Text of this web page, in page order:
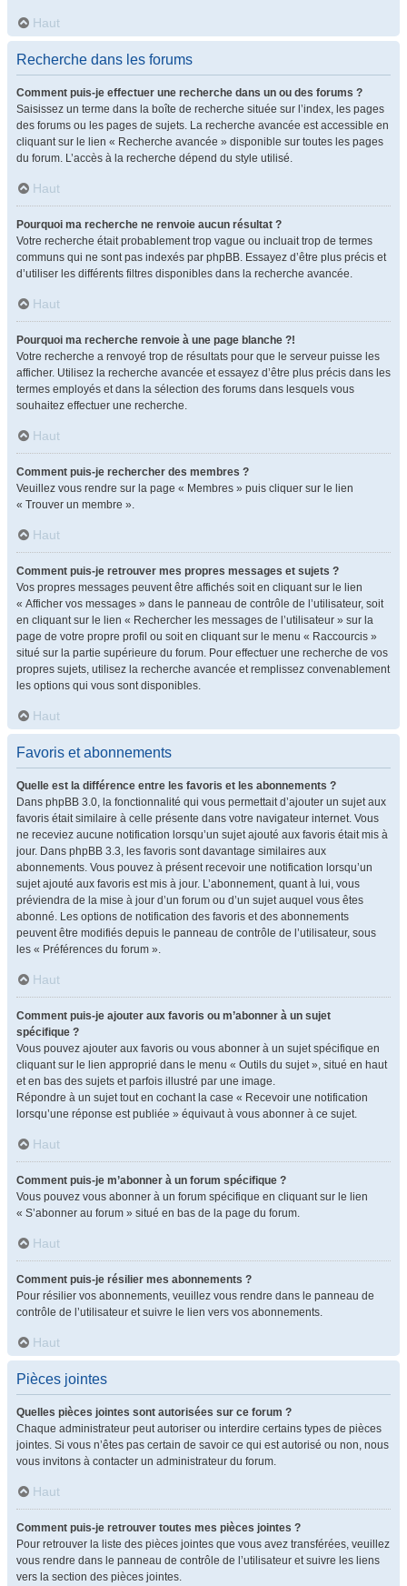
Haut
Recherche dans les forums
Comment puis-je effectuer une recherche dans un ou des forums ?
Saisissez un terme dans la boîte de recherche située sur l’index, les pages
des forums ou les pages de sujets. La recherche avancée est accessible en
cliquant sur le lien « Recherche avancée » disponible sur toutes les pages
du forum. L’accès à la recherche dépend du style utilisé.
Haut
Pourquoi ma recherche ne renvoie aucun résultat ?
Votre recherche était probablement trop vague ou incluait trop de termes
communs qui ne sont pas indexés par phpBB. Essayez d’être plus précis et
d’utiliser les différents filtres disponibles dans la recherche avancée.
Haut
Pourquoi ma recherche renvoie à une page blanche ?!
Votre recherche a renvoyé trop de résultats pour que le serveur puisse les
afficher. Utilisez la recherche avancée et essayez d’être plus précis dans les
termes employés et dans la sélection des forums dans lesquels vous
souhaitez effectuer une recherche.
Haut
Comment puis-je rechercher des membres ?
Veuillez vous rendre sur la page « Membres » puis cliquer sur le lien
« Trouver un membre ».
Haut
Comment puis-je retrouver mes propres messages et sujets ?
Vos propres messages peuvent être affichés soit en cliquant sur le lien
« Afficher vos messages » dans le panneau de contrôle de l’utilisateur, soit
en cliquant sur le lien « Rechercher les messages de l’utilisateur » sur la
page de votre propre profil ou soit en cliquant sur le menu « Raccourcis »
situé sur la partie supérieure du forum. Pour effectuer une recherche de vos
propres sujets, utilisez la recherche avancée et remplissez convenablement
les options qui vous sont disponibles.
Haut
Favoris et abonnements
Quelle est la différence entre les favoris et les abonnements ?
Dans phpBB 3.0, la fonctionnalité qui vous permettait d’ajouter un sujet aux
favoris était similaire à celle présente dans votre navigateur internet. Vous
ne receviez aucune notification lorsqu’un sujet ajouté aux favoris était mis à
jour. Dans phpBB 3.3, les favoris sont davantage similaires aux
abonnements. Vous pouvez à présent recevoir une notification lorsqu’un
sujet ajouté aux favoris est mis à jour. L’abonnement, quant à lui, vous
préviendra de la mise à jour d’un forum ou d’un sujet auquel vous êtes
abonné. Les options de notification des favoris et des abonnements
peuvent être modifiés depuis le panneau de contrôle de l’utilisateur, sous
les « Préférences du forum ».
Haut
Comment puis-je ajouter aux favoris ou m’abonner à un sujet
spécifique ?
Vous pouvez ajouter aux favoris ou vous abonner à un sujet spécifique en
cliquant sur le lien approprié dans le menu « Outils du sujet », situé en haut
et en bas des sujets et parfois illustré par une image.
Répondre à un sujet tout en cochant la case « Recevoir une notification
lorsqu’une réponse est publiée » équivaut à vous abonner à ce sujet.
Haut
Comment puis-je m’abonner à un forum spécifique ?
Vous pouvez vous abonner à un forum spécifique en cliquant sur le lien
« S’abonner au forum » situé en bas de la page du forum.
Haut
Comment puis-je résilier mes abonnements ?
Pour résilier vos abonnements, veuillez vous rendre dans le panneau de
contrôle de l’utilisateur et suivre le lien vers vos abonnements.
Haut
Pièces jointes
Quelles pièces jointes sont autorisées sur ce forum ?
Chaque administrateur peut autoriser ou interdire certains types de pièces
jointes. Si vous n’êtes pas certain de savoir ce qui est autorisé ou non, nous
vous invitons à contacter un administrateur du forum.
Haut
Comment puis-je retrouver toutes mes pièces jointes ?
Pour retrouver la liste des pièces jointes que vous avez transférées, veuillez
vous rendre dans le panneau de contrôle de l’utilisateur et suivre les liens
vers la section des pièces jointes.